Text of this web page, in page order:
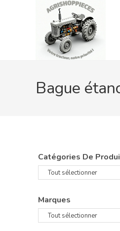
Bague
Catégories De
Marques